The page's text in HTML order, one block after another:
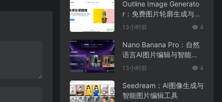
Outline Image Generato
r：免费图片轮廓生成与在
线图像编辑工具
13小时前 4
Nano Banana Pro：自然
语言AI图片编辑与智能图
像处理工具
13小时前 4
Seedream：AI图像生成与
智能图片编辑工具